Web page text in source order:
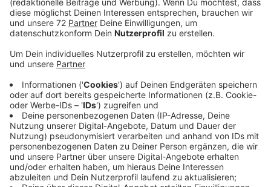
Anzeige
In Münster ist die Zahl der Übergriffe gegen
städtische Mitarbeiter sogar auf ein Rekordhoch
gestiegen.
Die Hemmschwellen sinken immer mehr. Das
beobachtet beispielsweise die Stadt Dülmen.
Mitarbeiter des Ordnungsamtes, des Bürgerbüros,
Mitarbeiter im Außendienst oder des
Rettungsdienstes werden oft beschimpft oder
beleidigt. Mitarbeiter lernen in Schulungen, wie sie sich